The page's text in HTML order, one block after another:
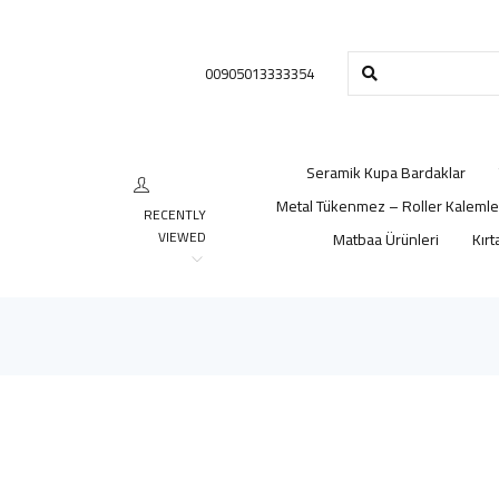
00905013333354
Seramik Kupa Bardaklar
Metal Tükenmez – Roller
Matbaa Ürünleri
RECENTLY
VIEWED